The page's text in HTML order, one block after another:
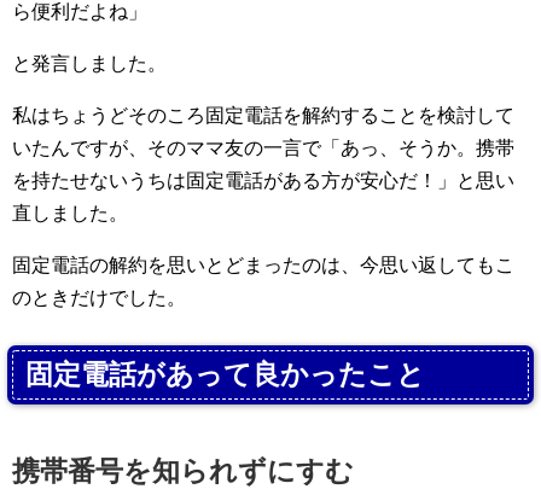
ら便利だよね」
と発言しました。
私はちょうどそのころ固定電話を解約することを検討して
いたんですが、そのママ友の一言で「あっ、そうか。携帯
を持たせないうちは固定電話がある方が安心だ！」と思い
直しました。
固定電話の解約を思いとどまったのは、今思い返してもこ
のときだけでした。
固定電話があって良かったこと
携帯番号を知られずにすむ